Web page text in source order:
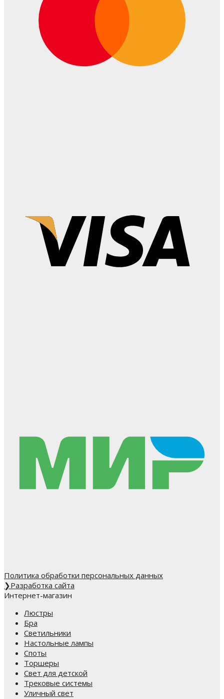
Политика обработки персональных данных
❯Разработка сайта
Интернет-магазин
Люстры
Бра
Светильники
Настольные лампы
Споты
Торшеры
Свет для детской
Трековые системы
Уличный свет